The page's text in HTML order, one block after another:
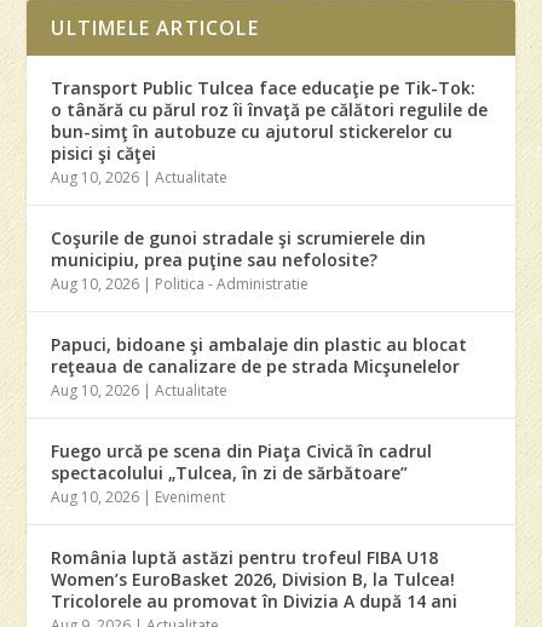
ULTIMELE ARTICOLE
Transport Public Tulcea face educaţie pe Tik-Tok:
o tânără cu părul roz îi învaţă pe călători regulile de
bun-simţ în autobuze cu ajutorul stickerelor cu
pisici şi căţei
Aug 10, 2026 |Actualitate
Coşurile de gunoi stradale şi scrumierele din
municipiu, prea puţine sau nefolosite?
Aug 10, 2026 Politica - Administratie
Papuci, bidoane şi ambalaje din plastic au blocat
reţeaua de canalizare de pe strada Micşunelelor
Aug 10, 2026 |Actualitate
Fuego urcă pe scena din Piaţa Civică în cadrul
spectacolului „Tulcea, în zi de sărbătoare”
Aug 10, 2026 Eveniment
România luptă astăzi pentru trofeul FIBA U18
Women’s EuroBasket 2026, Division B, la Tulcea!
Tricolorele au promovat în Divizia A după 14 ani